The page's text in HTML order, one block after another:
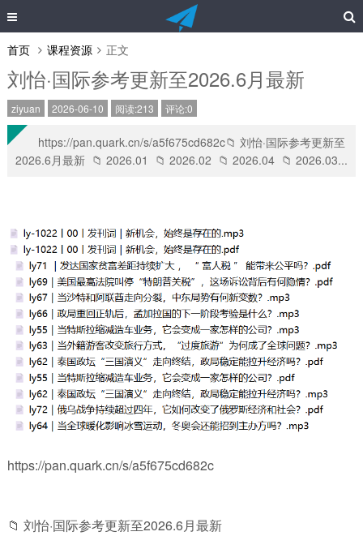
首页 课程资源 正文
刘怡·国际参考更新至2026.6月最新
ziyuan 2026-06-10 阅读:213 评论:0
https://pan.quark.cn/s/a5f675cd682c📁 刘怡·国际参考更新至
2026.6月最新 📁 2026.01 📁 2026.02 📁 2026.04 📁 2026.03...
https://pan.quark.cn/s/a5f675cd682c
📁 刘怡·国际参考更新至2026.6月最新